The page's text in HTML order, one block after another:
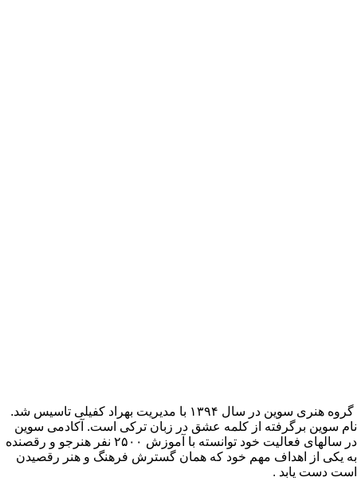
گروه هنری سوین در سال ۱۳۹۴ با مدیریت بهراد کفیلی تاسیس شد.
نام سوین برگرفته از کلمه عشق در زبان ترکی است. آکادمی سوین
در سالهای فعالیت خود توانسته با آموزش ۲۵۰۰ نفر هنرجو و رقصنده
به یکی از اهداف مهم خود که همان گسترش فرهنگ و هنر رقصیدن
است دست یابد .